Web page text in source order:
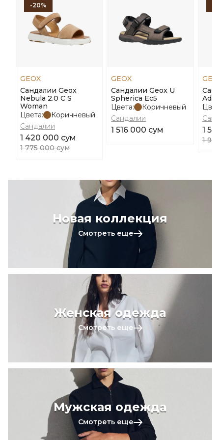
-20%
GEOX
Сандалии Geox
Nebula 2.0 C S
Woman
Цвета:
Коричневый
Сандалии
1 420 000 сум
1 775 000 сум
GEOX
Сандалии Geox U
Spherica Ec5
Цвета:
Коричневый
Сандалии
1 516 000 сум 1
1
Новая коллекция
Смотреть еще
Женская одежда
Смотреть еще
Мужская одежда
Смотреть еще